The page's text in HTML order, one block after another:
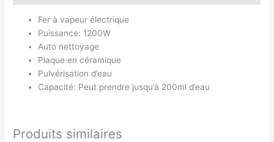
Fer à vapeur électrique
Puissance: 1200W
Auto nettoyage
Plaque en céramique
Pulvérisation d’eau
Capacité: Peut prendre jusqu’à 200ml d’eau
Produits similaires